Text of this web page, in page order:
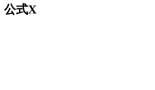
公式X